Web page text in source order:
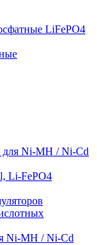
LiFePO4
для Ni-MH / Ni-Cd
Li-FePO4
Ni-MH / Ni-Cd